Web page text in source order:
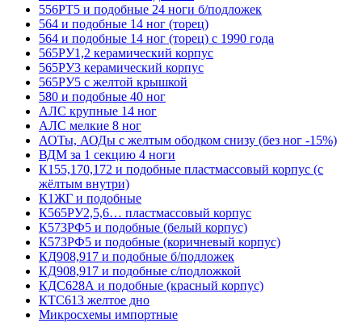
556РТ5 и подобные 24 ноги б/подложек
564 и подобные 14 ног (торец)
564 и подобные 14 ног (торец) с 1990 года
565РУ1,2 керамический корпус
565РУ3 керамический корпус
565РУ5 с желтой крышкой
580 и подобные 40 ног
АЛС крупные 14 ног
АЛС мелкие 8 ног
АОТы, АОДы с желтым ободком снизу (без ног -15%)
ВДМ за 1 секцию 4 ноги
К155,170,172 и подобные пластмассовый корпус (с
жёлтым внутри)
К1ЖГ и подобные
К565РУ2,5,6… пластмассовый корпус
К573РФ5 и подобные (белый корпус)
К573РФ5 и подобные (коричневый корпус)
КД908,917 и подобные б/подложек
КД908,917 и подобные с/подложкой
КДС628А и подобные (красный корпус)
КТС613 желтое дно
Микросхемы импортные